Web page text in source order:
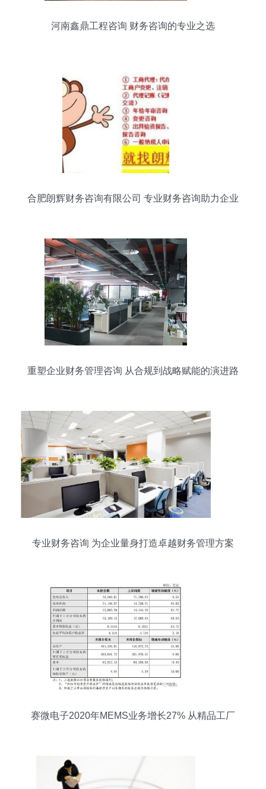
河南鑫鼎工程咨询 财务咨询的专业之选
合肥朗辉财务咨询有限公司 专业财务咨询助力企业
重塑企业财务管理咨询 从合规到战略赋能的演进路
专业财务咨询 为企业量身打造卓越财务管理方案
赛微电子2020年MEMS业务增长27% 从精品工厂